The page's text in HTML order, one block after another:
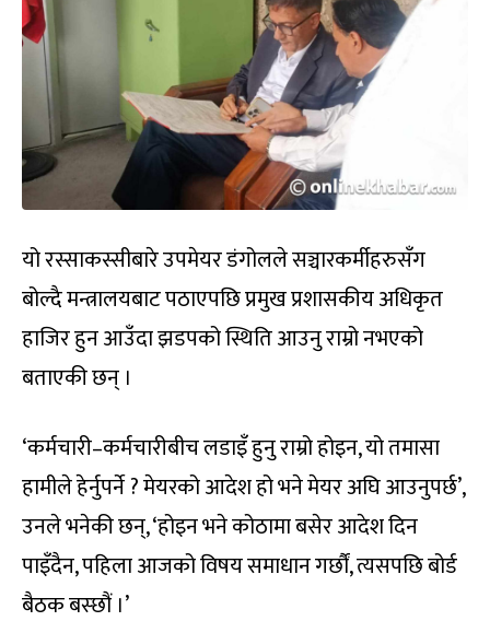
यो रस्साकस्सीबारे उपमेयर डंगोलले सञ्चारकर्मीहरुसँग
बोल्दै मन्त्रालयबाट पठाएपछि प्रमुख प्रशासकीय अधिकृत
हाजिर हुन आउँदा झडपको स्थिति आउनु राम्रो नभएको
बताएकी छन् ।
‘कर्मचारी–कर्मचारीबीच लडाइँ हुनु राम्रो होइन, यो तमासा
हामीले हेर्नुपर्ने ? मेयरको आदेश हो भने मेयर अघि आउनुपर्छ’,
उनले भनेकी छन्, ‘होइन भने कोठामा बसेर आदेश दिन
पाइँदैन, पहिला आजको विषय समाधान गर्छौं, त्यसपछि बोर्ड
बैठक बस्छौं ।’